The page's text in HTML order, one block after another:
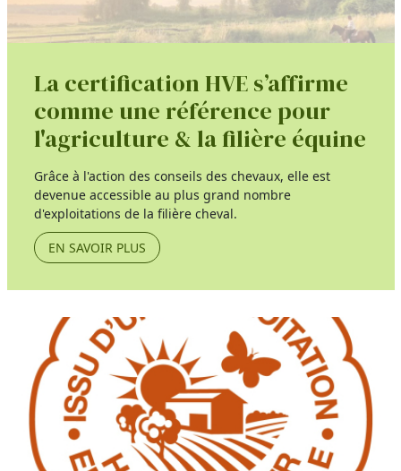
La certification HVE s’affirme
comme une référence pour
l'agriculture & la filière équine
Grâce à l'action des conseils des chevaux, elle est
devenue accessible au plus grand nombre
d'exploitations de la filière cheval.
EN SAVOIR PLUS